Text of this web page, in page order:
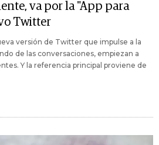
va por la "App para
Twitter
versión de Twitter que impulse a la
de las conversaciones, empiezan a
Y la referencia principal proviene de